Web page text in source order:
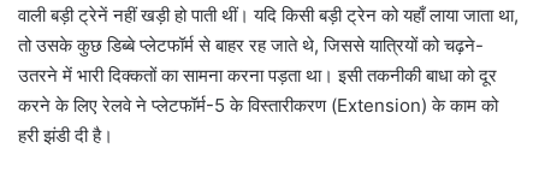
वाली बड़ी ट्रेनें नहीं खड़ी हो पाती थीं। यदि किसी बड़ी ट्रेन को यहाँ लाया जाता था,
तो उसके कुछ डिब्बे प्लेटफॉर्म से बाहर रह जाते थे, जिससे यात्रियों को चढ़ने-
उतरने में भारी दिक्कतों का सामना करना पड़ता था। इसी तकनीकी बाधा को दूर
करने के लिए रेलवे ने प्लेटफॉर्म-5 के विस्तारीकरण (Extension) के काम को
हरी झंडी दी है।